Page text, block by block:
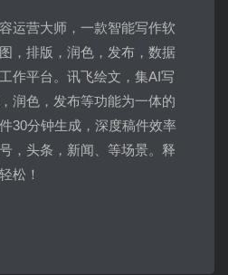
运营大师，一款智能写作软
，排版，润色，发布，数据
作平台。讯飞绘文，集AI写
润色，发布等功能为一体的
30分钟生成，深度稿件效率
，头条，新闻、等场景。释
松！